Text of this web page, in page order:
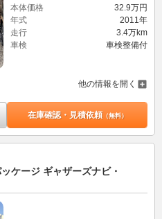
本体価格
32. 9万円
年式
2011年
走行
3.4万km
車検
車検整備付
他の情報を開く
在庫確認・見積依頼（無料）
ケージ ギャザーズナビ・